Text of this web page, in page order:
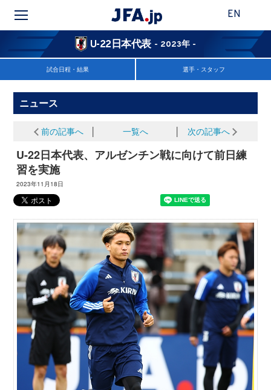
EN
U-22日本代表 - 2023年 -
試合日程・結果 選手・スタッフ
ニュース
前の記事へ 一覧へ 次の記事へ
U-22日本代表、アルゼンチン戦に向けて前日練
習を実施
2023年11月18日